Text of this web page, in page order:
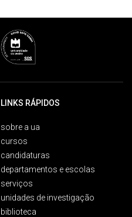
LINKS RÁPIDOS
sobre a ua
cursos
candidaturas
departamentos e escolas
serviços
unidades de investigação
biblioteca